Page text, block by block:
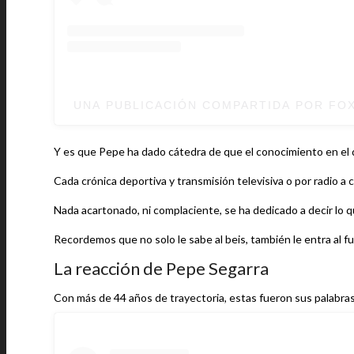
Y es que Pepe ha dado cátedra de que el conocimiento en
Cada crónica deportiva y transmisión televisiva o por radio a
Nada acartonado, ni complaciente, se ha dedicado a decir
Recordemos que no solo le sabe al beis, también le entra al
La reacción de Pepe Segarra
Con más de 44 años de trayectoria, estas fueron sus